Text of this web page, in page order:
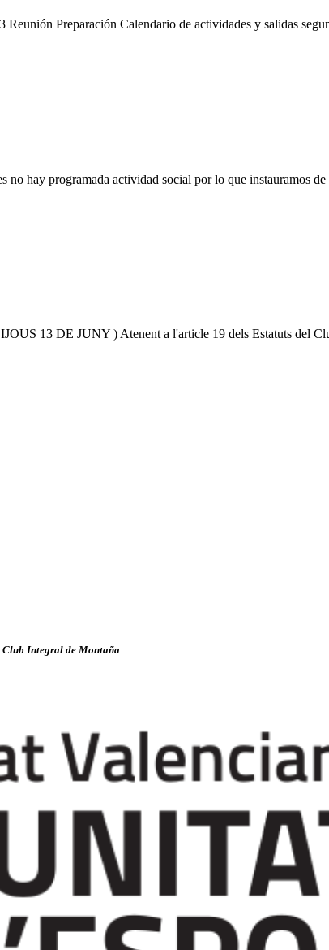
Preparación Calendario de actividades y salidas
hay programada actividad social por lo que instauramos
13 DE JUNY ) Atenent a l'article 19 dels Estatuts del
Club Integral de Montaña